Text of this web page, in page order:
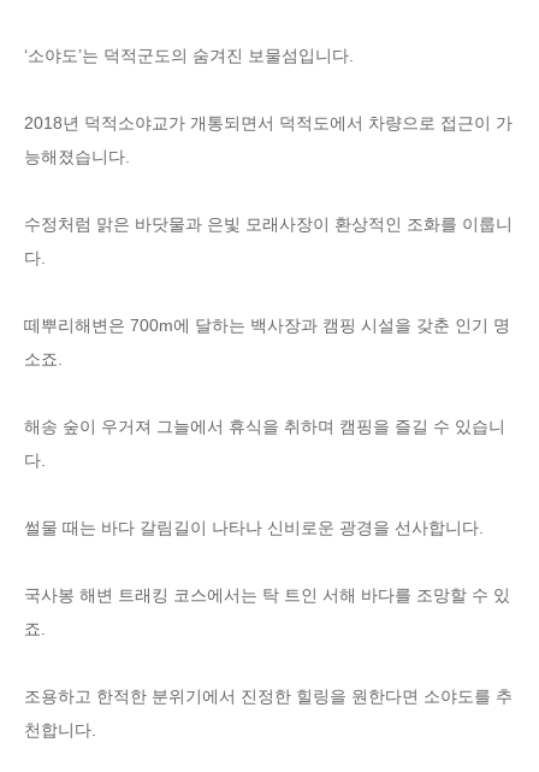
‘소야도’는 덕적군도의 숨겨진 보물섬입니다.
2018년 덕적소야교가 개통되면서 덕적도에서 차량으로 접근이 가
능해졌습니다.
수정처럼 맑은 바닷물과 은빛 모래사장이 환상적인 조화를 이룹니
다.
떼뿌리해변은 700m에 달하는 백사장과 캠핑 시설을 갖춘 인기 명
소죠.
해송 숲이 우거져 그늘에서 휴식을 취하며 캠핑을 즐길 수 있습니
다.
썰물 때는 바다 갈림길이 나타나 신비로운 광경을 선사합니다.
국사봉 해변 트래킹 코스에서는 탁 트인 서해 바다를 조망할 수 있
죠.
조용하고 한적한 분위기에서 진정한 힐링을 원한다면 소야도를 추
천합니다.